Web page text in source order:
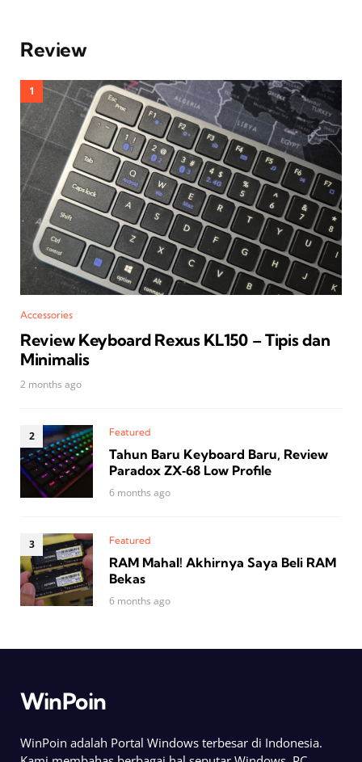
Review
Accessories
Review Keyboard Rexus KL150 – Tipis dan
Minimalis
2 months ago
Featured
Tahun Baru Keyboard Baru, Review
Paradox ZX‑68 Low Profile
6 months ago
Featured
RAM Mahal! Akhirnya Saya Beli RAM
Bekas
6 months ago
WinPoin
WinPoin adalah Portal Windows terbesar di Indonesia.